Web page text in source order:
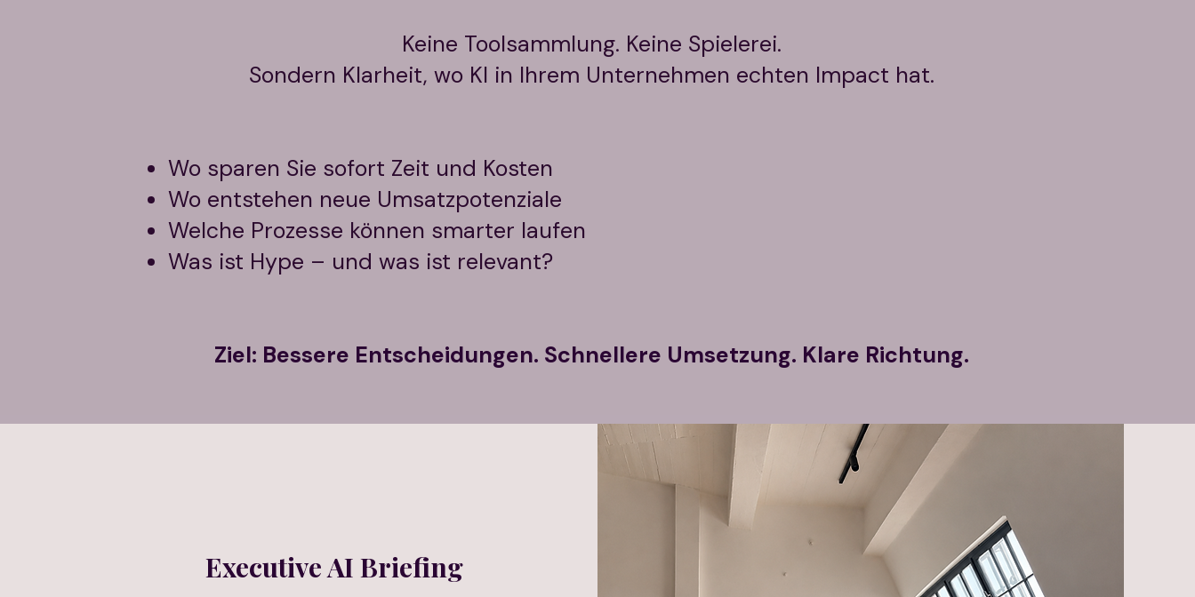
Keine Toolsammlung. Keine Spielerei.
Sondern Klarheit, wo KI in Ihrem Unternehmen echten Impact hat.
Wo sparen Sie sofort Zeit und Kosten
Wo entstehen neue Umsatzpotenziale
Welche Prozesse können smarter laufen
Was ist Hype – und was ist relevant?
Ziel: Bessere Entscheidungen. Schnellere Umsetzung. Klare Richtung.​
Executive AI Briefing